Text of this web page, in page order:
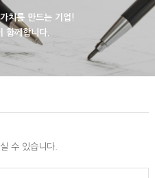
치를 만드는 기업!
함께합니다.
수 있습니다.